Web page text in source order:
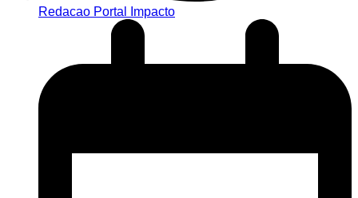
Redacao Portal Impacto